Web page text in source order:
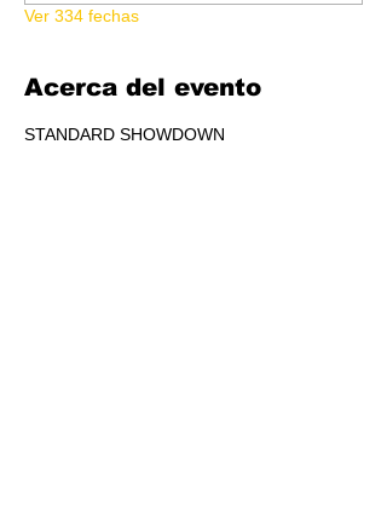
Ver 334 fechas
Acerca del evento
STANDARD SHOWDOWN